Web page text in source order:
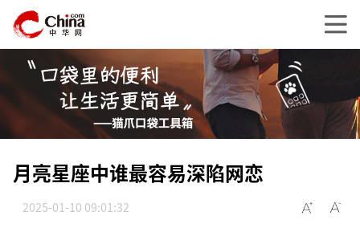
月亮星座中谁最容易深陷网恋
2025-01-10 09:01:32